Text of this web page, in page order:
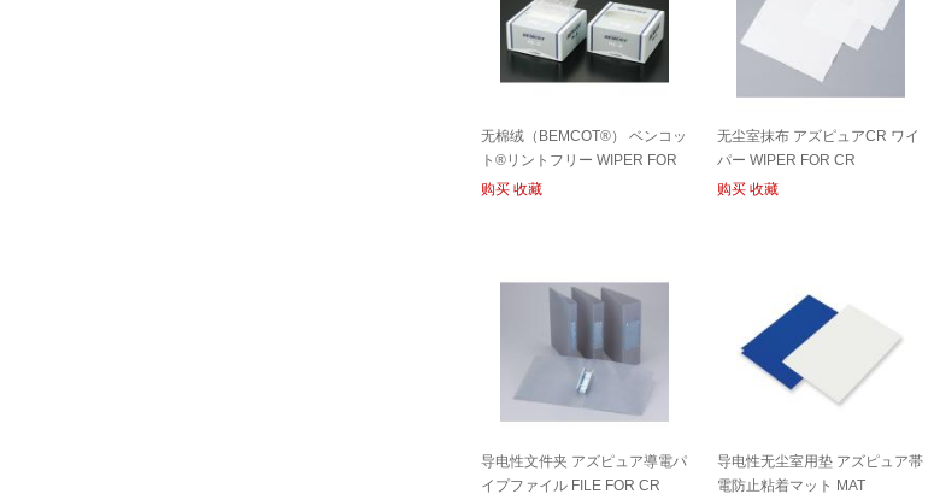
无棉绒（BEMCOT®） ベンコッ
ト®リントフリー WIPER FOR
CR
购买 收藏
无尘室抹布 アズピュアCR ワイ
パー WIPER FOR CR
购买 收藏
导电性文件夹 アズピュア導電パ
イプファイル FILE FOR CR
导电性无尘室用垫 アズピュア帯
電防止粘着マット MAT